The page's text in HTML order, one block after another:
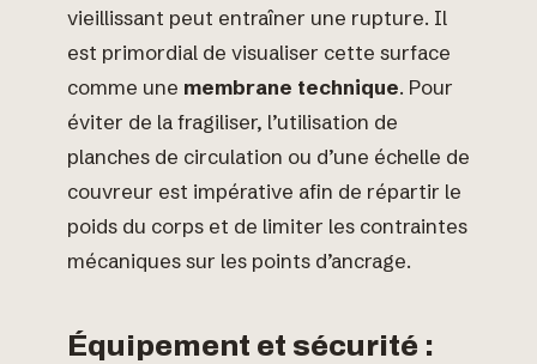
vieillissant peut entraîner une rupture. Il
est primordial de visualiser cette surface
comme une membrane technique. Pour
éviter de la fragiliser, l’utilisation de
planches de circulation ou d’une échelle de
couvreur est impérative afin de répartir le
poids du corps et de limiter les contraintes
mécaniques sur les points d’ancrage.
Équipement et sécurité :